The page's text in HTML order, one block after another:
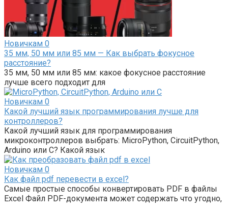
Новичкам 0
35 мм, 50 мм или 85 мм — Как выбрать фокусное
расстояние?
35 мм, 50 мм или 85 мм: какое фокусное расстояние
лучше всего подходит для
Новичкам 0
Какой лучший язык программирования лучше для
контроллеров?
Какой лучший язык для программирования
микроконтроллеров выбрать: MicroPython, CircuitPython,
Arduino или C? Какой язык
Новичкам 0
Как файл pdf перевести в excel?
Самые простые способы конвертировать PDF в файлы
Excel Файл PDF-документа может содержать что угодно,